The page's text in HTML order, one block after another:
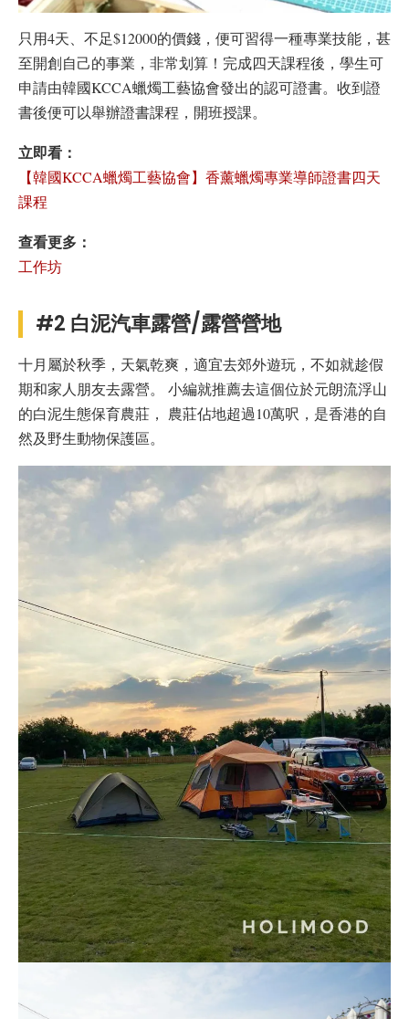
只用4天、不足$12000的價錢，便可習得一種專業技能，甚
至開創自己的事業，非常划算！完成四天課程後，學生可
申請由韓國KCCA蠟燭工藝協會發出的認可證書。收到證
書後便可以舉辦證書課程，開班授課。
立即看：
【韓國KCCA蠟燭工藝協會】香薰蠟燭專業導師證書四天
課程
查看更多：
工作坊
#2 白泥汽車露營/露營營地
十月屬於秋季，天氣乾爽，適宜去郊外遊玩，不如就趁假
期和家人朋友去露營。 小編就推薦去這個位於元朗流浮山
的白泥生態保育農莊， 農莊佔地超過10萬呎，是香港的自
然及野生動物保護區。